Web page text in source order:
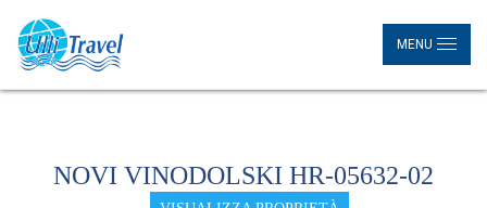
MENU
NOVI VINODOLSKI HR-05632-02